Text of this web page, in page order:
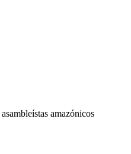
amazónicos